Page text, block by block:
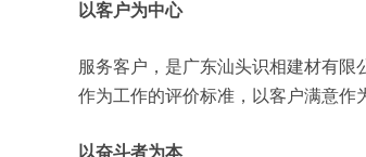
以客户为中心
服务客户，是广东汕头识相建材有
作为工作的评价标准，以客户满意作
以奋斗者为本